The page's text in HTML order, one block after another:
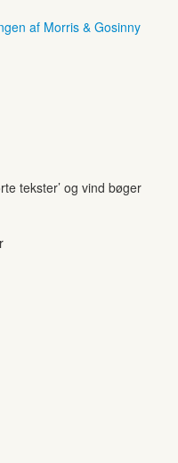
af Morris & Gosinny
tekster’ og vind bøger